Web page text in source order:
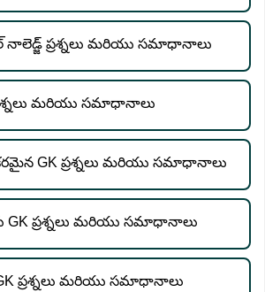
నాలెడ్జ్ ప్రశ్నలు మరియు సమాధానాలు
మరియు సమాధానాలు
GK ప్రశ్నలు మరియు సమాధానాలు
GK ప్రశ్నలు మరియు సమాధానాలు
ప్రశ్నలు మరియు సమాధానాలు